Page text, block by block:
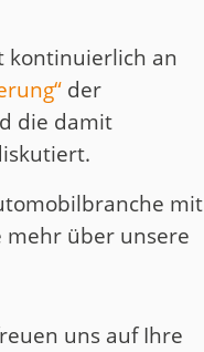
kontinuierlich an
der
die damit
mit
mehr über unsere
uns auf Ihre